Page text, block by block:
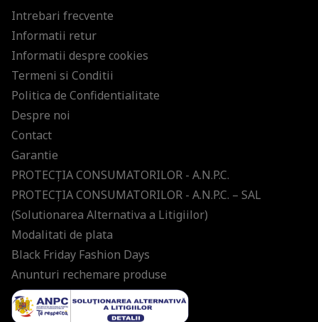
Intrebari frecvente
Informatii retur
Informatii despre cookies
Termeni si Conditii
Politica de Confidentialitate
Despre noi
Contact
Garantie
PROTECŢIA CONSUMATORILOR - A.N.P.C.
PROTECŢIA CONSUMATORILOR - A.N.P.C. – SAL
(Solutionarea Alternativa a Litigiilor)
Modalitati de plata
Black Friday Fashion Days
Anunturi rechemare produse